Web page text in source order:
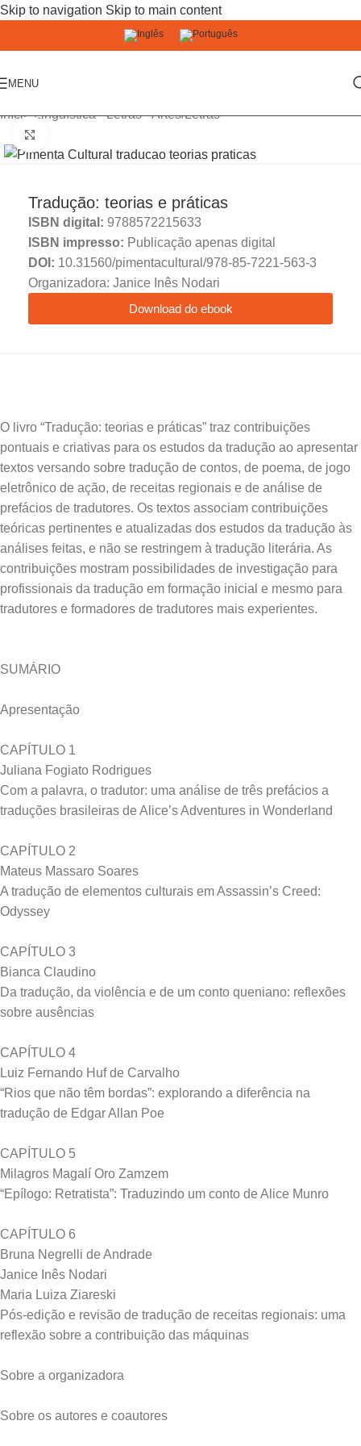
Skip to navigation Skip to main content
MENU
Início/Linguística - Letras - Artes/Letras
Tradução: teorias e práticas
ISBN digital: 9788572215633
ISBN impresso: Publicação apenas digital
DOI: 10.31560/pimentacultural/978-85-7221-563-3
Organizadora: Janice Inês Nodari
Download do ebook
O livro “Tradução: teorias e práticas” traz contribuições
pontuais e criativas para os estudos da tradução ao apresentar
textos versando sobre tradução de contos, de poema, de jogo
eletrônico de ação, de receitas regionais e de análise de
prefácios de tradutores. Os textos associam contribuições
teóricas pertinentes e atualizadas dos estudos da tradução às
análises feitas, e não se restringem à tradução literária. As
contribuições mostram possibilidades de investigação para
profissionais da tradução em formação inicial e mesmo para
SUMÁRIO
Apresentação
CAPÍTULO 1
Juliana Fogiato Rodrigues
Com a palavra, o tradutor: uma análise de três prefácios a
traduções brasileiras de Alice’s Adventures in Wonderland
CAPÍTULO 2
Mateus Massaro Soares
A tradução de elementos culturais em Assassin’s Creed:
Odyssey
CAPÍTULO 3
Bianca Claudino
Da tradução, da violência e de um conto queniano: reflexões
sobre ausências
CAPÍTULO 4
Luiz Fernando Huf de Carvalho
“Rios que não têm bordas”: explorando a diferência na
tradução de Edgar Allan Poe
CAPÍTULO 5
Milagros Magalí Oro Zamzem
“Epílogo: Retratista”: Traduzindo um conto de Alice Munro
CAPÍTULO 6
Bruna Negrelli de Andrade
Janice Inês Nodari
Maria Luiza Ziareski
Pós-edição e revisão de tradução de receitas regionais: uma
reflexão sobre a contribuição das máquinas
Sobre a organizadora